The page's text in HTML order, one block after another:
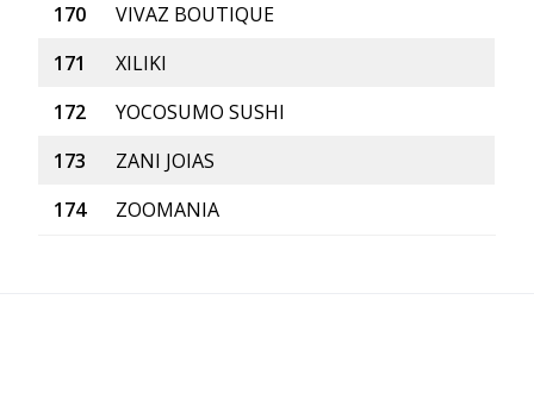
170
VIVAZ BOUTIQUE
171
XILIKI
172
YOCOSUMO SUSHI
173
ZANI JOIAS
174
ZOOMANIA